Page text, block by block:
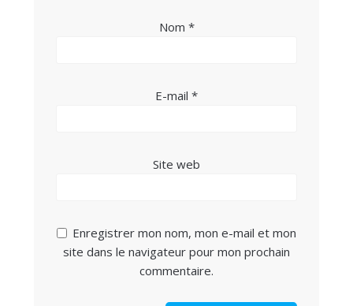
Nom *
E-mail *
Site web
Enregistrer mon nom, mon e-mail et mon
site dans le navigateur pour mon prochain
commentaire.